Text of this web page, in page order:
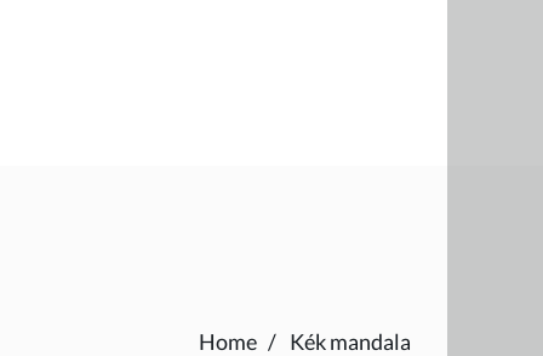
Home Kék mandala